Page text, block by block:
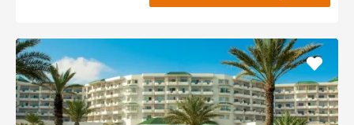
Pridať